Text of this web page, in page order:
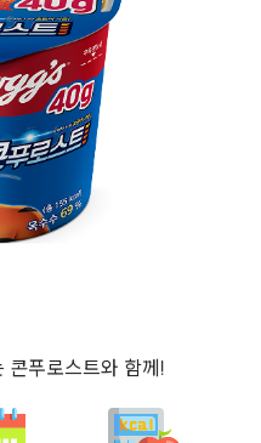
콘푸로스트와 함께!